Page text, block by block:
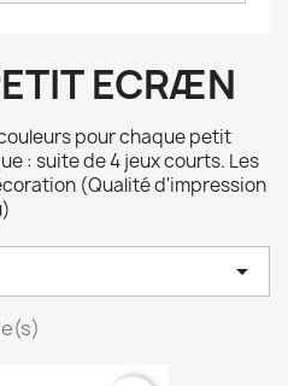
ECRÆN
pour chaque petit
: suite de 4 jeux courts. Les
(Qualité d'impression
